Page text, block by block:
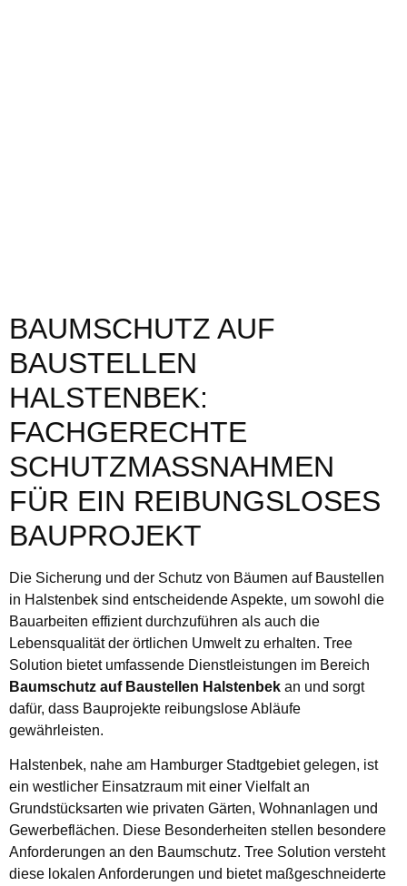
BAUMSCHUTZ AUF
BAUSTELLEN
HALSTENBEK:
FACHGERECHTE
SCHUTZMASSNAHMEN F
ÜR EIN REIBUNGSLOSES B
AUPROJEKT
Die Sicherung und der Schutz von Bäumen auf Baustellen
in Halstenbek sind entscheidende Aspekte, um sowohl die
Bauarbeiten effizient durchzuführen als auch die
Lebensqualität der örtlichen Umwelt zu erhalten. Tree
Solution bietet umfassende Dienstleistungen im Bereich
Baumschutz auf Baustellen Halstenbek an und sorgt
dafür, dass Bauprojekte reibungslose Abläufe
gewährleisten.
Halstenbek, nahe am Hamburger Stadtgebiet gelegen, ist
ein westlicher Einsatzraum mit einer Vielfalt an
Grundstücksarten wie privaten Gärten, Wohnanlagen und
Gewerbeflächen. Diese Besonderheiten stellen besondere
Anforderungen an den Baumschutz. Tree Solution versteht
diese lokalen Anforderungen und bietet maßgeschneiderte